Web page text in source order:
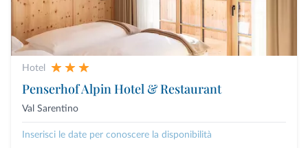
Hotel
Penserhof Alpin Hotel & Restaurant
Val Sarentino
Inserisci le date per conoscere la disponibilità